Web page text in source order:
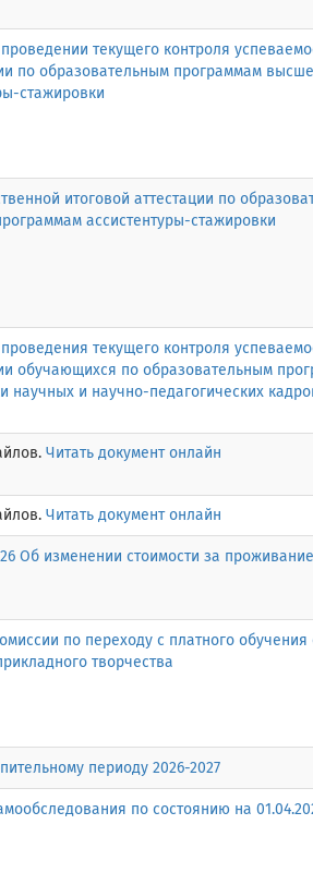
текущего контроля
по образовательным программам
стажировки
итоговой аттестации по
ассистентуры-стажировки
текущего контроля
обучающихся по образовательным
научных и научно-педагогических
Читать документ онлайн
Читать документ онлайн
Об изменении стоимости за
по переходу с платного обучения
творчества
периоду 2026-2027
по состоянию на